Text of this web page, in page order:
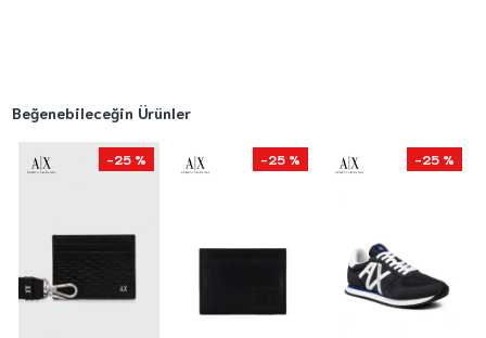
Beğenebileceğin Ürünler
-25 % -25 % -25 %